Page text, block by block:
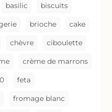
basilic biscuits
brioche cake
chèvre ciboulette
crème de marrons
feta
fromage blanc